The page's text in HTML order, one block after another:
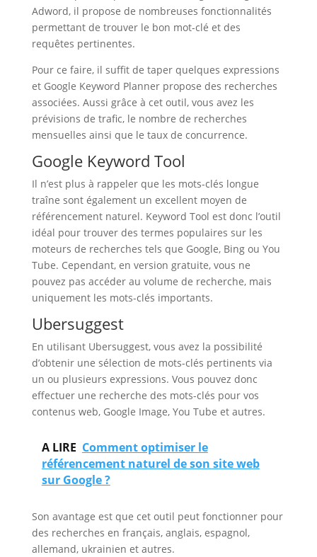
Adword, il propose de nombreuses fonctionnalités
permettant de trouver le bon mot-clé et des
requêtes pertinentes.
Pour ce faire, il suffit de taper quelques expressions
et Google Keyword Planner propose des recherches
associées. Aussi grâce à cet outil, vous avez les
prévisions de trafic, le nombre de recherches
mensuelles ainsi que le taux de concurrence.
Google Keyword Tool
Il n’est plus à rappeler que les mots-clés longue
traîne sont également un excellent moyen de
référencement naturel. Keyword Tool est donc l’outil
idéal pour trouver des termes populaires sur les
moteurs de recherches tels que Google, Bing ou You
Tube. Cependant, en version gratuite, vous ne
pouvez pas accéder au volume de recherche, mais
uniquement les mots-clés importants.
Ubersuggest
En utilisant Ubersuggest, vous avez la possibilité
d’obtenir une sélection de mots-clés pertinents via
un ou plusieurs expressions. Vous pouvez donc
effectuer une recherche des mots-clés pour vos
contenus web, Google Image, You Tube et autres.
A LIRE Comment optimiser le
référencement naturel de son site web
sur Google ?
Son avantage est que cet outil peut fonctionner pour
des recherches en français, anglais, espagnol,
allemand, ukrainien et autres.